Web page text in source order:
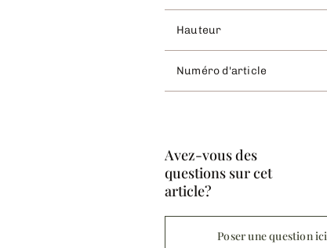
Hauteur
Numéro d'article
Avez-vous des
questions sur cet
article?
Poser une question ici